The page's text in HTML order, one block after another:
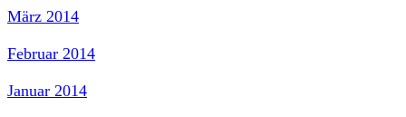
März 2014
Februar 2014
Januar 2014